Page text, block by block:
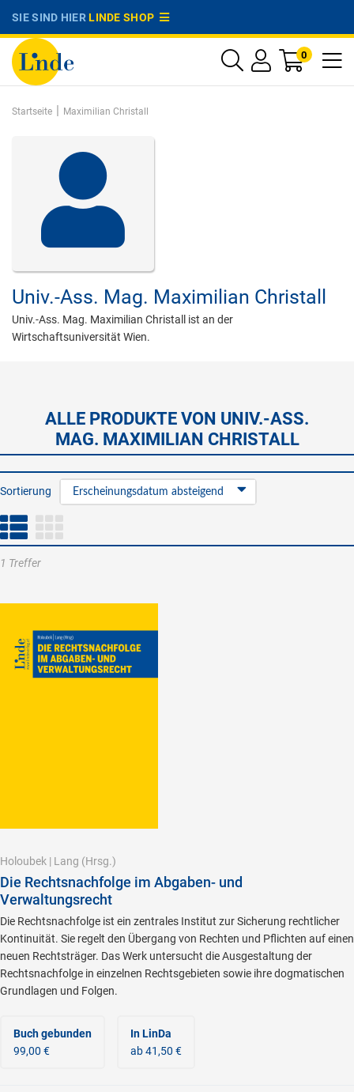
SIE SIND HIERLINDE SHOP
0
Startseite | Maximilian Christall
Univ.-Ass. Mag. Maximilian Christall
Univ.-Ass. Mag. Maximilian Christall ist an der
Wirtschaftsuniversität Wien.
ALLE PRODUKTE VON UNIV.-ASS.
MAG. MAXIMILIAN CHRISTALL
Sortierung Erscheinungsdatum absteigend
1 Treffer
Holoubek | Lang (Hrsg.)
Die Rechtsnachfolge im Abgaben- und
Verwaltungsrecht
Die Rechtsnachfolge ist ein zentrales Institut zur Sicherung rechtlicher
Kontinuität. Sie regelt den Übergang von Rechten und Pflichten auf einen
neuen Rechtsträger. Das Werk untersucht die Ausgestaltung der
Rechtsnachfolge in einzelnen Rechtsgebieten sowie ihre dogmatischen
Grundlagen und Folgen.
Buch gebunden
99,00 €
In LinDa
ab 41,50 €